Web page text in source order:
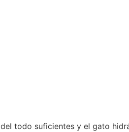
todo suficientes y el gato